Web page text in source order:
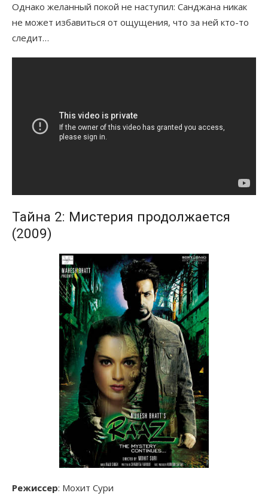
Однако желанный покой не наступил: Санджана никак
не может избавиться от ощущения, что за ней кто-то
следит…
Тайна 2: Мистерия продолжается
(2009)
Режиссер: Мохит Сури